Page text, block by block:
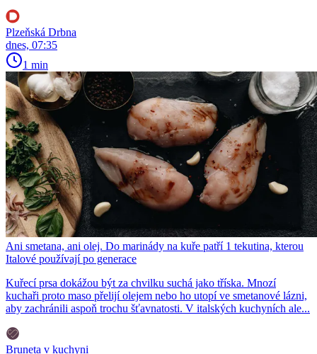
Plzeňská Drbna
dnes, 07:35
1 min
Ani smetana, ani olej. Do marinády na kuře patří 1 tekutina, kterou
Italové používají po generace
Kuřecí prsa dokážou být za chvilku suchá jako tříska. Mnozí
kuchaři proto maso přelijí olejem nebo ho utopí ve smetanové lázni,
aby zachránili aspoň trochu šťavnatosti. V italských kuchyních ale...
Bruneta v kuchyni